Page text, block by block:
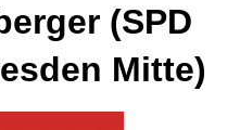
(SPD
Mitte)